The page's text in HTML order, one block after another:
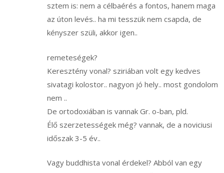
sztem is: nem a célbaérés a fontos, hanem maga
az úton levés.. ha mi tesszük nem csapda, de
kényszer szüli, akkor igen..
remeteségek?
Keresztény vonal? sziriában volt egy kedves
sivatagi kolostor.. nagyon jó hely.. most gondolom
nem ..
De ortodoxiában is vannak Gr. o-ban, pld.
Élő szerzetességek még? vannak, de a noviciusi
időszak 3-5 év..
Vagy buddhista vonal érdekel? Abból van egy